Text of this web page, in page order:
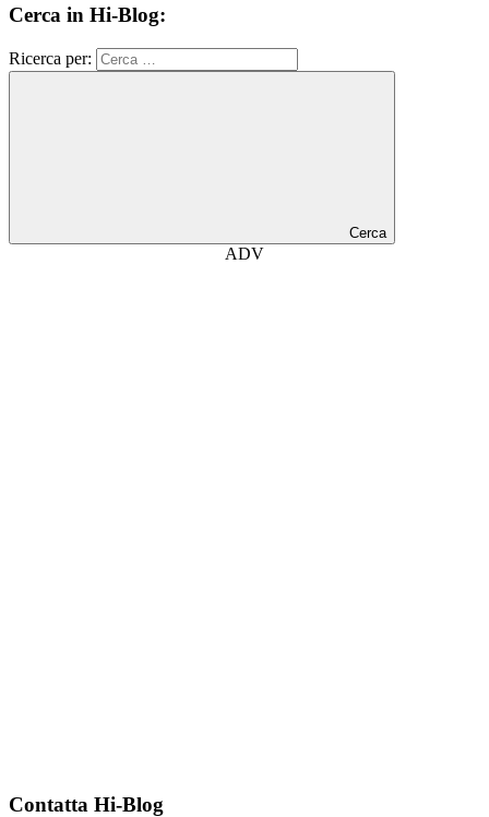
Cerca in Hi-Blog:
Ricerca per:
Cerca
ADV
Contatta Hi-Blog